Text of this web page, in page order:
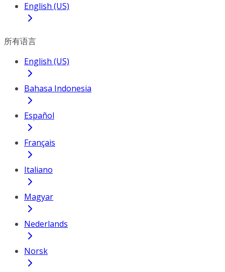
English (US)
所有语言
English (US)
Bahasa Indonesia
Español
Français
Italiano
Magyar
Nederlands
Norsk